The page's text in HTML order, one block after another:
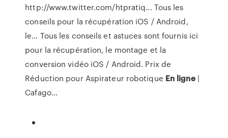
http://www.twitter.com/htpratiq... Tous les
conseils pour la récupération iOS / Android,
le… Tous les conseils et astuces sont fournis ici
pour la récupération, le montage et la
conversion vidéo iOS / Android. Prix de
Réduction pour Aspirateur robotique En ligne|
Cafago…